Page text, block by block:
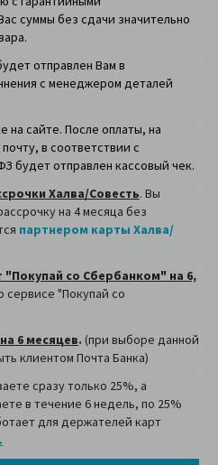
суммы без сдачи значительно
отправлен Вам в
с менеджером деталей
на сайте. После оплаты, на
в соответствии с
будет отправлен кассовый чек.
Халва/Совесть. Вы
на 4 месяца без
партнером карты Халва/
"Покупай со Сбербанком" на 6,
сервисе "Покупай со
6 месяцев. (при выборе данной
клиентом Почта Банка)
сразу только 25%, а
в течение 6 недель, по 25%
для держателей карт